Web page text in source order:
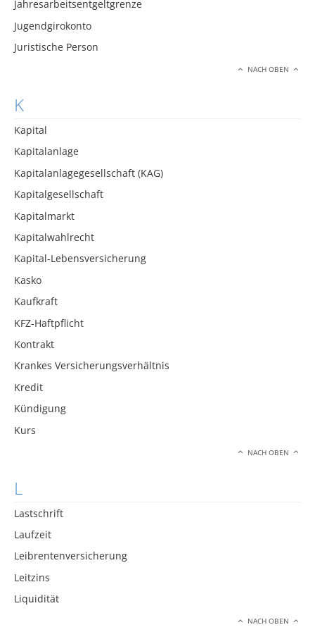
Jahresarbeitsentgeltgrenze
Jugendgirokonto
Juristische Person
NACH OBEN
K
Kapital
Kapitalanlage
Kapitalanlagegesellschaft (KAG)
Kapitalgesellschaft
Kapitalmarkt
Kapitalwahlrecht
Kapital-Lebensversicherung
Kasko
Kaufkraft
KFZ-Haftpflicht
Kontrakt
Krankes Versicherungsverhältnis
Kredit
Kündigung
Kurs
NACH OBEN
L
Lastschrift
Laufzeit
Leibrentenversicherung
Leitzins
Liquidität
NACH OBEN